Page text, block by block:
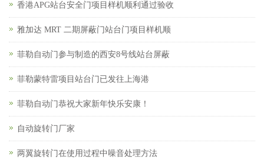
香港APG站台安全门项目样机顺利通过验收
雅加达 MRT 二期屏蔽门站台门项目样机顺
菲勒自动门参与制造的西安8号线站台屏蔽
菲勒蒙特雷项目站台门已发往上海港
菲勒自动门恭祝大家新年快乐安康！
自动旋转门厂家
两翼旋转门在使用过程中噪音处理方法